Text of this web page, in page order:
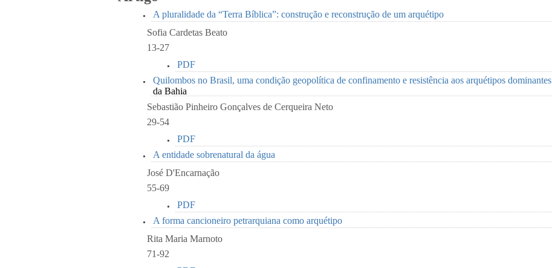
A pluralidade da “Terra Bíblica”: construção e reconstrução de um arquétipo
Sofia Cardetas Beato
13-27
PDF
Quilombos no Brasil, uma condição geopolítica de confinamento e resistência aos arquétipos dominantes
da Bahia
Sebastião Pinheiro Gonçalves de Cerqueira Neto
29-54
PDF
A entidade sobrenatural da água
José D'Encarnação
55-69
PDF
A forma cancioneiro petrarquiana como arquétipo
Rita Maria Marnoto
71-92